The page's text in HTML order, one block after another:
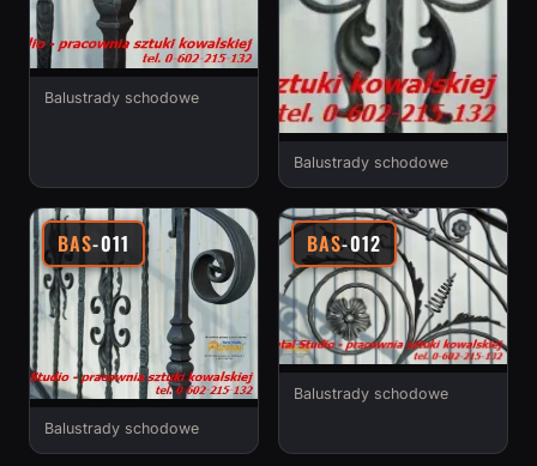
Balustrady schodowe
Balustrady schodowe
BAS-011
Balustrady schodowe
BAS-012
Balustrady schodowe